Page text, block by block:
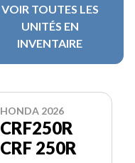
VOIR TOUTES LES
UNITÉS EN
INVENTAIRE
HONDA 2026
CRF250R
CRF 250R